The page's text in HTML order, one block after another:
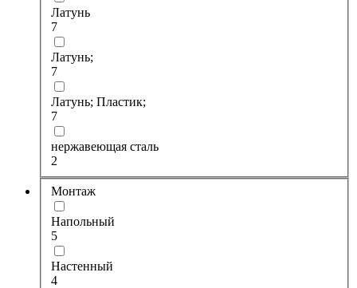
Латунь
7
Латунь;
7
Латунь; Пластик;
7
нержавеющая сталь
2
Монтаж
Напольный
5
Настенный
4